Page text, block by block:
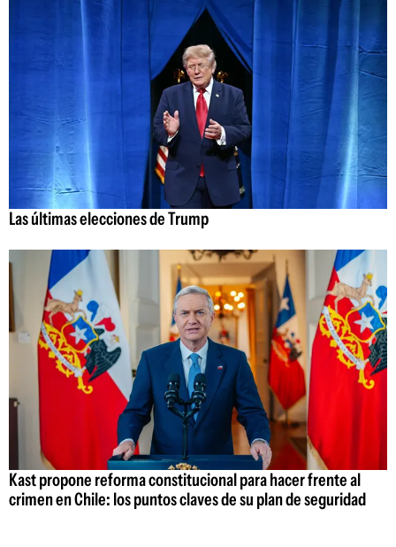
Las últimas elecciones de Trump
Kast propone reforma constitucional para hacer frente al
crimen en Chile: los puntos claves de su plan de seguridad